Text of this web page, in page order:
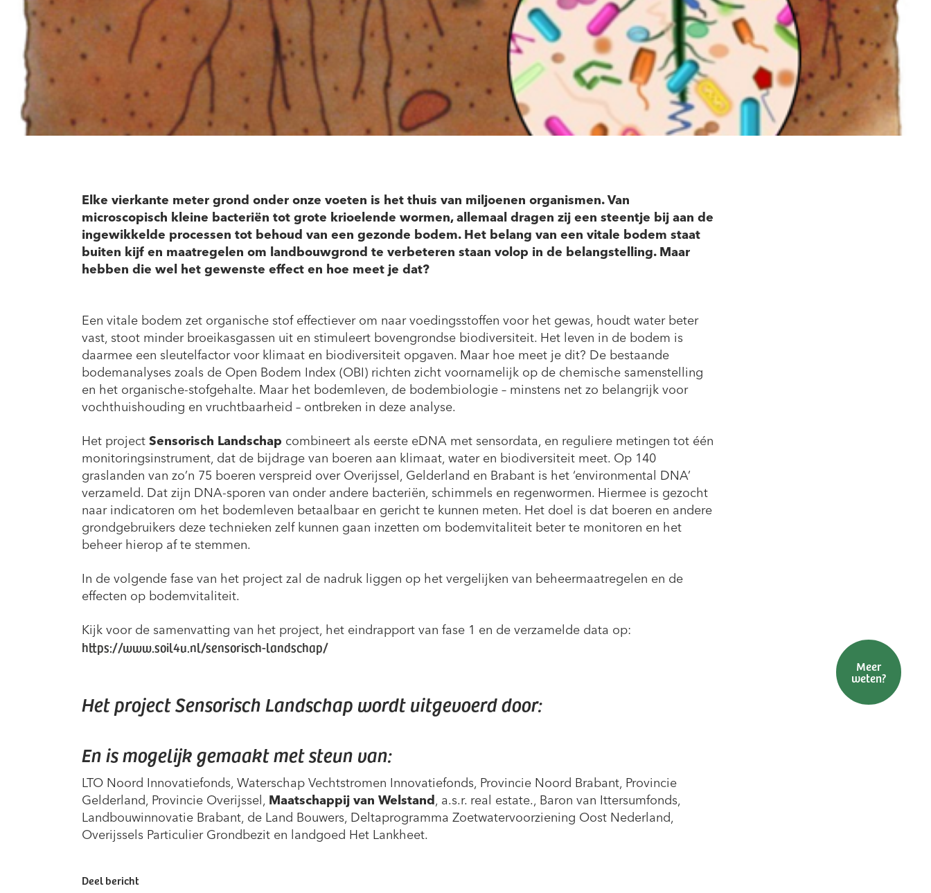
Elke vierkante meter grond onder onze voeten is het thuis van miljoenen organismen. Van
microscopisch kleine bacteriën tot grote krioelende wormen, allemaal dragen zij een steentje bij aan de
ingewikkelde processen tot behoud van een gezonde bodem. Het belang van een vitale bodem staat
buiten kijf en maatregelen om landbouwgrond te verbeteren staan volop in de belangstelling. Maar
hebben die wel het gewenste effect en hoe meet je dat?
Een vitale bodem zet organische stof effectiever om naar voedingsstoffen voor het gewas, houdt water beter
vast, stoot minder broeikasgassen uit en stimuleert bovengrondse biodiversiteit. Het leven in de bodem is
daarmee een sleutelfactor voor klimaat en biodiversiteit opgaven. Maar hoe meet je dit? De bestaande
bodemanalyses zoals de Open Bodem Index (OBI) richten zicht voornamelijk op de chemische samenstelling
en het organische-stofgehalte. Maar het bodemleven, de bodembiologie – minstens net zo belangrijk voor
vochthuishouding en vruchtbaarheid – ontbreken in deze analyse.
Het project Sensorisch Landschap combineert als eerste eDNA met sensordata, en reguliere metingen tot één
monitoringsinstrument, dat de bijdrage van boeren aan klimaat, water en biodiversiteit meet. Op 140
graslanden van zo’n 75 boeren verspreid over Overijssel, Gelderland en Brabant is het ‘environmental DNA’
verzameld. Dat zijn DNA-sporen van onder andere bacteriën, schimmels en regenwormen. Hiermee is gezocht
naar indicatoren om het bodemleven betaalbaar en gericht te kunnen meten. Het doel is dat boeren en andere
grondgebruikers deze technieken zelf kunnen gaan inzetten om bodemvitaliteit beter te monitoren en het
beheer hierop af te stemmen.
In de volgende fase van het project zal de nadruk liggen op het vergelijken van beheermaatregelen en de
effecten op bodemvitaliteit.
Kijk voor de samenvatting van het project, het eindrapport van fase 1 en de verzamelde data op:
https://www.soil4u.nl/sensorisch-landschap/
Het project Sensorisch Landschap wordt uitgevoerd door:
En is mogelijk gemaakt met steun van:
LTO Noord Innovatiefonds, Waterschap Vechtstromen Innovatiefonds, Provincie Noord Brabant, Provincie
Gelderland, Provincie Overijssel, Maatschappij van Welstand, a.s.r. real estate., Baron van Ittersumfonds,
Landbouwinnovatie Brabant, de Land Bouwers, Deltaprogramma Zoetwatervoorziening Oost Nederland,
Overijssels Particulier Grondbezit en landgoed Het Lankheet.
Deel bericht
Meer
weten?
Steunen
Pacht &
grond
Brochure(s)
aanvragen